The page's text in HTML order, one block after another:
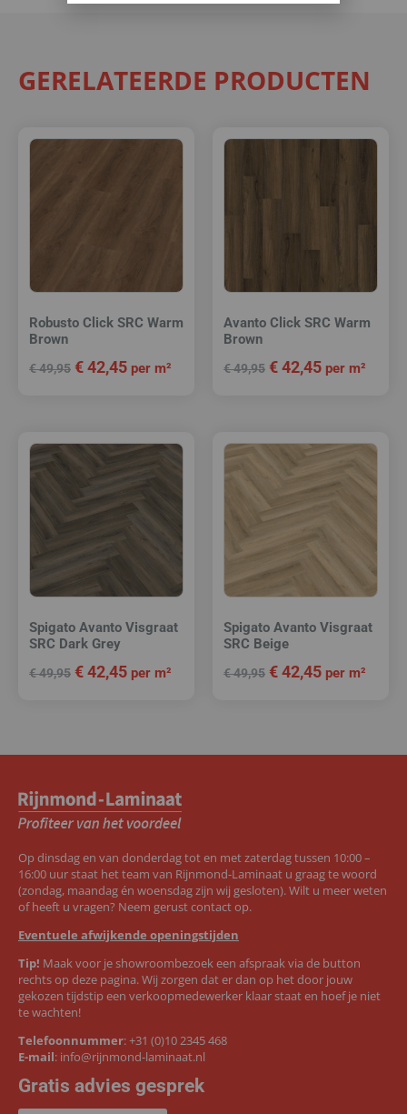
GERELATEERDE PRODUCTEN
Robusto Click SRC Warm
Brown
€49,95 €42,45 per m²
Avanto Click SRC Warm
Brown
€49,95 €42,45 per m²
Spigato Avanto Visgraat
SRC Dark Grey
€49,95 €42,45 per m²
Spigato Avanto Visgraat
SRC Beige
€49,95 €42,45 per m²
Op dinsdag en van donderdag tot en met zaterdag tussen 10:00 –
16:00 uur staat het team van Rijnmond-Laminaat u graag te woord
(zondag, maandag én woensdag zijn wij gesloten). Wilt u meer weten
of heeft u vragen? Neem gerust contact op.
Eventuele afwijkende openingstijden
Tip! Maak voor je showroombezoek een afspraak via de button
rechts op deze pagina. Wij zorgen dat er dan op het door jouw
gekozen tijdstip een verkoopmedewerker klaar staat en hoef je niet
te wachten!
Telefoonnummer:+31 (0)10 2345 468
E-mail: info@rijnmond-laminaat.nl
Gratis advies gesprek